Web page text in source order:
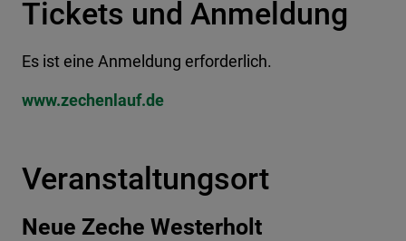
Tickets und Anmeldung
Es ist eine Anmeldung erforderlich.
www.zechenlauf.de
Veranstaltungsort
Neue Zeche Westerholt